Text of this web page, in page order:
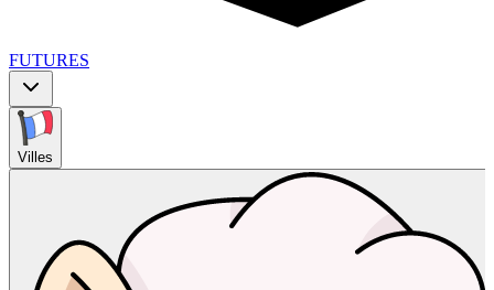
FUTURES
Villes